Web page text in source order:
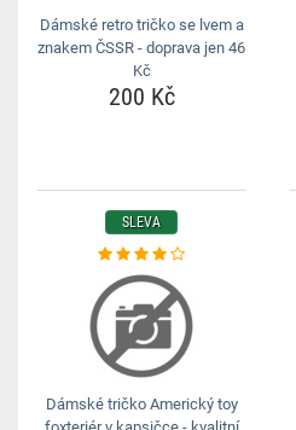
Dámské retro tričko se lvem a
znakem ČSSR - doprava jen 46
Kč
200 Kč
SLEVA
Dámské tričko Americký toy